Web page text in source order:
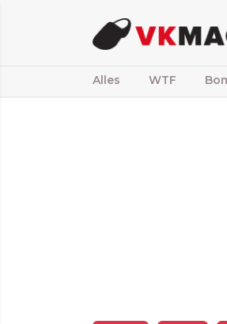
Alles WTF